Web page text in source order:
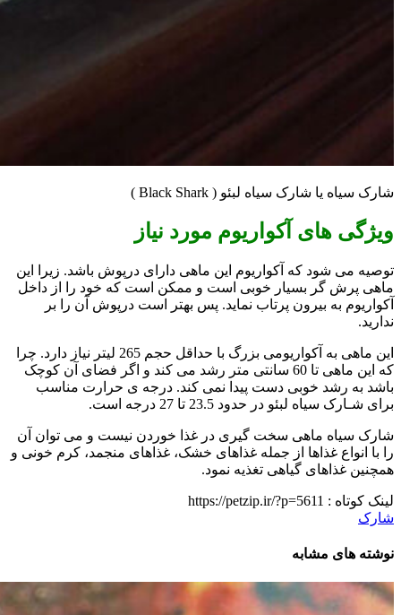
شارک سیاه یا شارک سیاه لبئو ( Black Shark )
ویژگی های آکواریوم مورد نیاز
توصیه می شود که آکواریوم این ماهی دارای درپوش باشد. زیرا این
ماهی پرش گر بسیار خوبی است و ممکن است که خود را از داخل
آکواریوم به بیرون پرتاب نماید. پس بهتر است درپوش آن را بر
ندارید.
این ماهی به آکواریومی بزرگ با حداقل حجم 265 لیتر نیاز دارد. چرا
که این ماهی تا 60 سانتی متر رشد می کند و اگر فضای آن کوچک
باشد به رشد خوبی دست پیدا نمی کند. درجه ی حرارت مناسب
برای شـارک سیاه لبئو در حدود 23.5 تا 27 درجه است.
شارک سیاه ماهی سخت گیری در غذا خوردن نیست و می توان آن
را با انواع غذاها از جمله غذاهای خشک، غذاهای منجمد، کرم خونی و
همچنین غذاهای گیاهی تغذیه نمود.
لینک کوتاه : https://petzip.ir/?p=5611
شارک
نوشته های مشابه